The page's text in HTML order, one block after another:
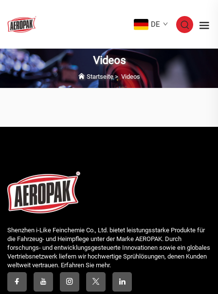
DE
Videos
Startseite>Videos
Shenzhen i-Like Feinchemie Co., Ltd. bietet leistungsstarke Produkte für
die Fahrzeug- und Heimpflege unter der Marke AEROPAK. Durch
forschungs- und entwicklungsgesteuerte Innovationen sowie ein globales
Vertriebsnetzwerk liefern wir hochwertige Sprühlösungen, denen Kunden
weltweit vertrauen. Erfahren Sie mehr.